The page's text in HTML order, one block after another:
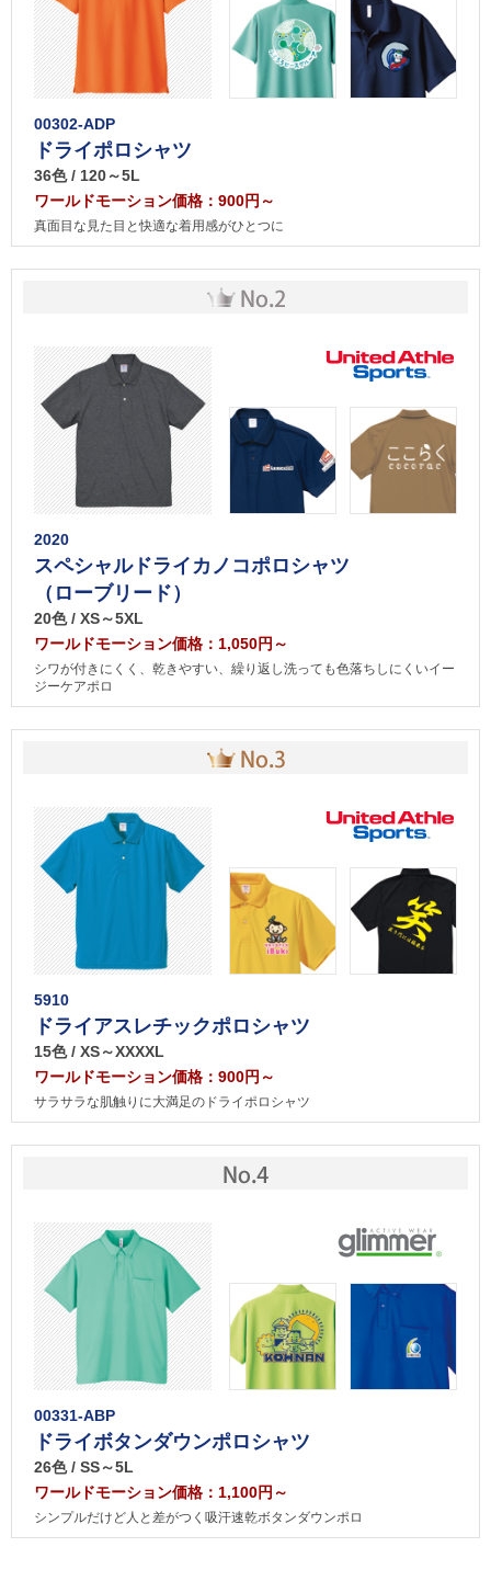
00302-ADP
ドライポロシャツ
36色 / 120～5L
ワールドモーション価格：900円～
真面目な見た目と快適な着用感がひとつに
2020
スペシャルドライカノコポロシャツ
（ローブリード）
20色 / XS～5XL
ワールドモーション価格：1,050円～
シワが付きにくく、乾きやすい、繰り返し洗っても色落ちしにくいイー
ジーケアポロ
5910
ドライアスレチックポロシャツ
15色 / XS～XXXXL
ワールドモーション価格：900円～
サラサラな肌触りに大満足のドライポロシャツ
00331-ABP
ドライボタンダウンポロシャツ
26色 / SS～5L
ワールドモーション価格：1,100円～
シンプルだけど人と差がつく吸汗速乾ボタンダウンポロ